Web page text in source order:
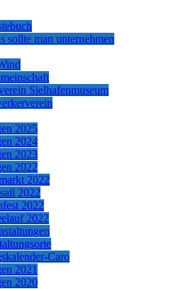
sollte man unternehmen
Sielhafenmuseum
2025
2024
2023
2022
2022
2022
2022
2022
Caro
2021
2020